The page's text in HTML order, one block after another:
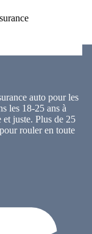
auto pour les
les 18-25 ans à
et juste. Plus de 25
rouler en toute